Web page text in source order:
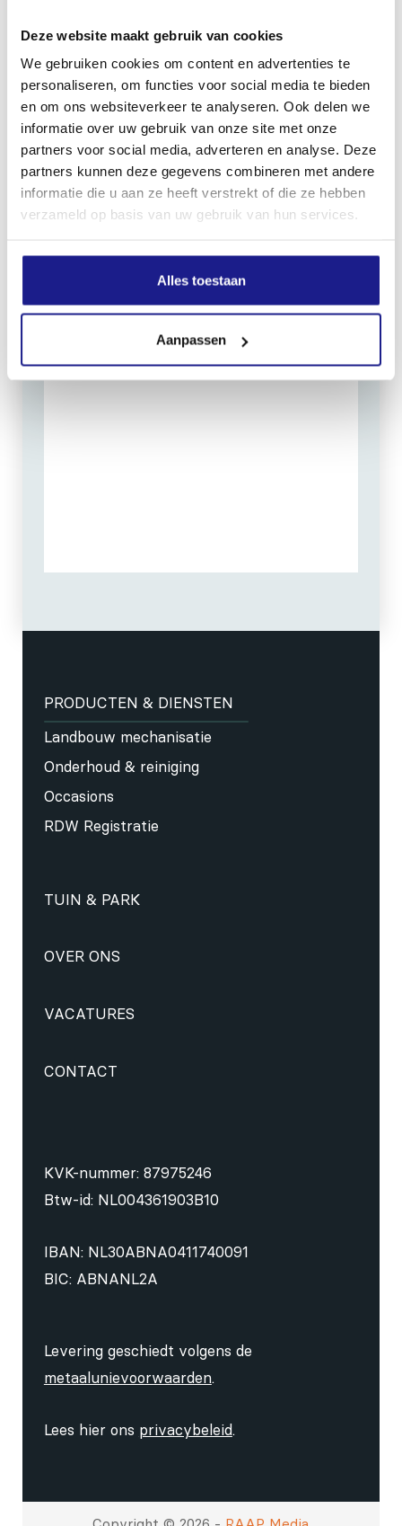
Deze website maakt gebruik van cookies
We gebruiken cookies om content en advertenties te
personaliseren, om functies voor social media te bieden
en om ons websiteverkeer te analyseren. Ook delen we
informatie over uw gebruik van onze site met onze
partners voor social media, adverteren en analyse. Deze
partners kunnen deze gegevens combineren met andere
informatie die u aan ze heeft verstrekt of die ze hebben
verzameld op basis van uw gebruik van hun services.
Alles toestaan
Aanpassen
OPENINGSTIJDEN
Maandag t/m vrijdag: 07:30 - 17:00
Zaterdag: 09:00 - 12:00
Zondag: gesloten
Routebeschrijving
PRODUCTEN & DIENSTEN
Landbouw mechanisatie
Onderhoud & reiniging
Occasions
RDW Registratie
TUIN & PARK
OVER ONS
VACATURES
CONTACT
KVK-nummer: 87975246
Btw-id: NL004361903B10
IBAN: NL30ABNA0411740091
BIC: ABNANL2A
Levering geschiedt volgens de
metaalunievoorwaarden.
Lees hier ons privacybeleid.